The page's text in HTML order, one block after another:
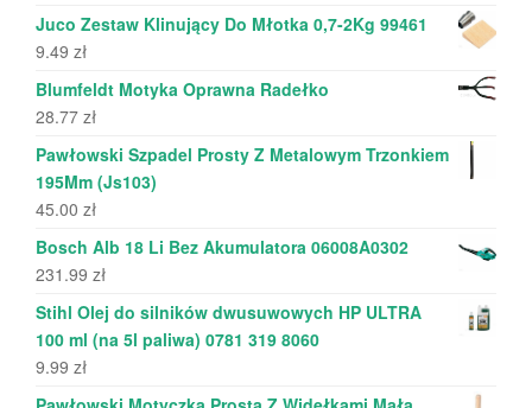
Juco Zestaw Klinujący Do Młotka 0,7-2Kg 99461
9.49 zł
Blumfeldt Motyka Oprawna Radełko
28.77 zł
Pawłowski Szpadel Prosty Z Metalowym Trzonkiem
195Mm (Js103)
45.00 zł
Bosch Alb 18 Li Bez Akumulatora 06008A0302
231.99 zł
Stihl Olej do silników dwusuwowych HP ULTRA
100 ml (na 5l paliwa) 0781 319 8060
9.99 zł